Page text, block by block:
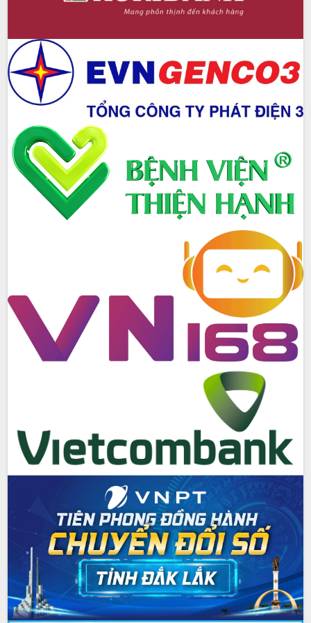
quốc phòng, quân sự địa phương năm
Đắk Lắk tập trung toàn lực khắc phục
tồn tại IUU, sẵn sàng làm việc với
Đoàn thanh tra EC
Chủ tịch UBND tỉnh Tạ Anh Tuấn thăm,
chúc mừng các bệnh viện nhân Ngày
Rộn ràng lễ hội truyền thống Sông
nước Đà Nông lần thứ I năm 2026
Kỳ họp Chuyên đề lần thứ Năm, HĐND
tỉnh Đắk Lắk thông qua các nghị quyết
quan trọng
Thống nhất danh sách giới thiệu ứng
cử đại biểu Quốc hội khoá XVI và đại
Hội nghị lần thứ tư Ban Chỉ đạo công
tác bầu cử tỉnh Đắk Lắk
Hội nghị Báo cáo viên Trung ương
tháng 01/2026
Phó Thủ tướng Hồ Quốc Dũng đánh giá
Tập trung giải phóng mặt bằng, đẩy
nhanh tiến độ Tuyến đường bộ ven
biển
Gỡ khó, khởi công xây dựng, sửa chữa
toàn bộ nhà ở cho hộ dân đúng tiến độ
đề ra
UBND tỉnh Đắk Lắk tổng kết công tác
quốc phòng, quân sự địa phương năm
2025
Tập trung triển khai quyết liệt, đồng bộ
các giải pháp nhằm thực hiện hiệu quả
các nhiệm vụ đề ra năm 2025
Phát huy vai trò của người có uy tín